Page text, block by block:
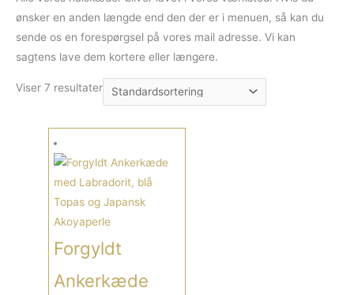
ønsker en anden længde end den der er i menuen, så kan du
sende os en forespørgsel på vores mail adresse. Vi kan
sagtens lave dem kortere eller længere.
Viser 7 resultater
Forgyldt
Ankerkæde
vare
har
flere
vælges